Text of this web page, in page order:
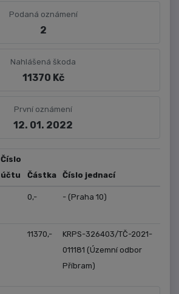
Podaná oznámení
2
Nahlášená škoda
11370 Kč
První oznámení
12. 01. 2022
Číslo
účtu
Částka Číslo jednací
0,- - (Praha 10)
11370,-
KRPS-326403/TČ-2021-
011181 (Územní odbor
Příbram)